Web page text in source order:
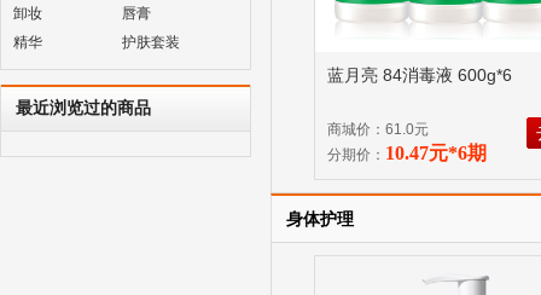
卸妆
唇膏
精华
护肤套装
最近浏览过的商品
蓝月亮 84消毒液 600g*6
商城价：61.0元
分期价： 10.47元*6期
身体护理